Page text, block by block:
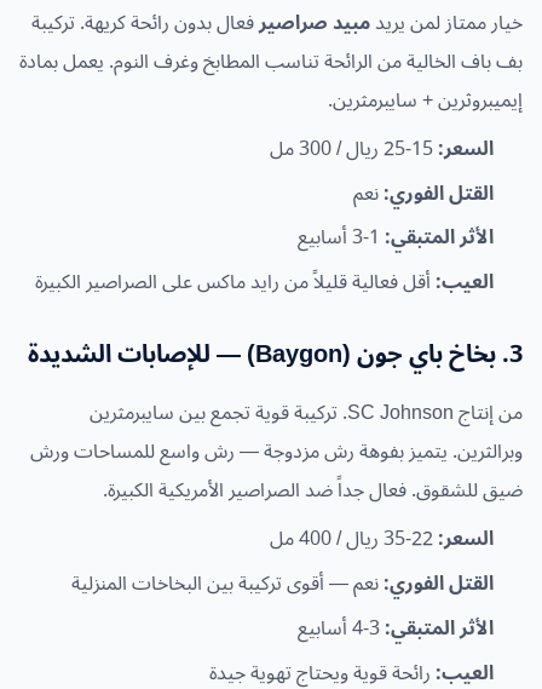
خيار ممتاز لمن يريدمبيد صراصيرفعال بدون رائحة كريهة. تركيبة
بف باف الخالية من الرائحة تناسب المطابخ وغرف النوم. يعمل بمادة
إيميبروثرين + سايبرمثرين.
السعر:
القتل الفوري:نعم
الأثر المتبقي:
العيب:أقل فعالية قليلاً من رايد ماكس على الصراصير الكبيرة
3. بخاخ باي جون (Baygon) — للإصابات الشديدة
من إنتاج SC Johnson. تركيبة قوية تجمع بين سايبرمثرين
وبرالثرين. يتميز بفوهة رش مزدوجة — رش واسع للمساحات ورش
ضيق للشقوق. فعال جداً ضد الصراصير الأمريكية الكبيرة.
السعر:
القتل الفوري:نعم — أقوى تركيبة بين البخاخات المنزلية
الأثر المتبقي:
العيب:رائحة قوية ويحتاج تهوية جيدة